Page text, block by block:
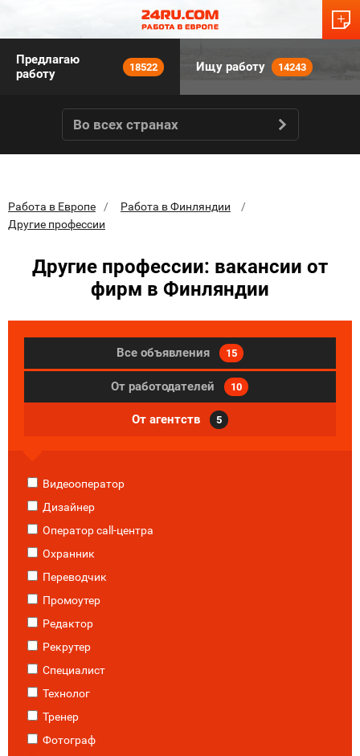
Предлагаю
работу
18522 Ищу работу 14243
Во всех странах
Работа в Европе
Работа в Финляндии
Другие профессии
Другие профессии: вакансии от
фирм в Финляндии
Все объявления 15
От работодателей 10
От агентств 5
Видеооператор
Дизайнер
Оператор call-центра
Охранник
Переводчик
Промоутер
Редактор
Рекрутер
Специалист
Технолог
Тренер
Фотограф